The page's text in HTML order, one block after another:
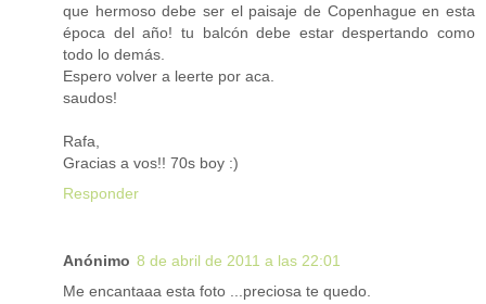
que hermoso debe ser el paisaje de Copenhague en esta
época del año! tu balcón debe estar despertando como
todo lo demás.
Espero volver a leerte por aca.
saudos!
Rafa,
Gracias a vos!! 70s boy :)
Responder
Anónimo 8 de abril de 2011 a las 22:01
Me encantaaa esta foto ...preciosa te quedo.